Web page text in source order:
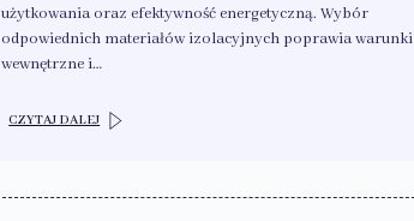
użytkowania oraz efektywność energetyczną. Wybór
odpowiednich materiałów izolacyjnych poprawia warunki
wewnętrzne i…
CZYTAJ DALEJ